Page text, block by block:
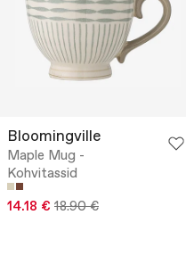
Bloomingville
Maple Mug -
Kohvitassid
14.18 € 18.90 €